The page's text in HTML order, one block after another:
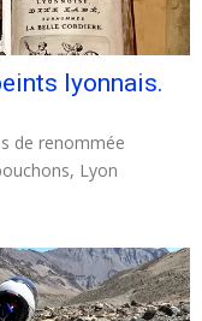
lyonnais.
de renommée
Lyon